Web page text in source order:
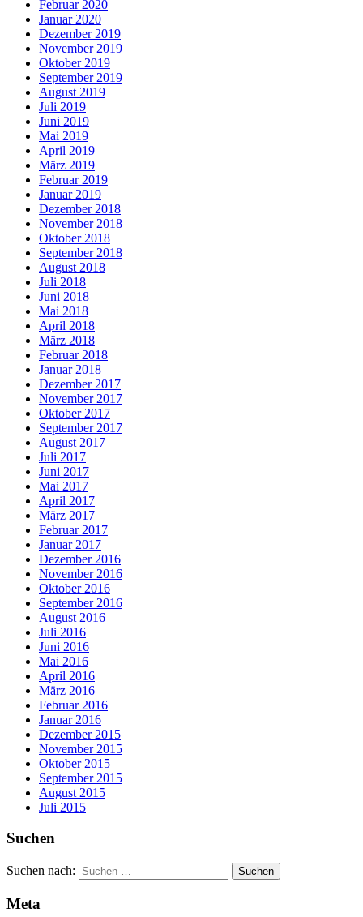
Februar 2020
Januar 2020
Dezember 2019
November 2019
Oktober 2019
September 2019
August 2019
Juli 2019
Juni 2019
Mai 2019
April 2019
März 2019
Februar 2019
Januar 2019
Dezember 2018
November 2018
Oktober 2018
September 2018
August 2018
Juli 2018
Juni 2018
Mai 2018
April 2018
März 2018
Februar 2018
Januar 2018
Dezember 2017
November 2017
Oktober 2017
September 2017
August 2017
Juli 2017
Juni 2017
Mai 2017
April 2017
März 2017
Februar 2017
Januar 2017
Dezember 2016
November 2016
Oktober 2016
September 2016
August 2016
Juli 2016
Juni 2016
Mai 2016
April 2016
März 2016
Februar 2016
Januar 2016
Dezember 2015
November 2015
Oktober 2015
September 2015
August 2015
Juli 2015
Suchen
Suchen nach:
Meta